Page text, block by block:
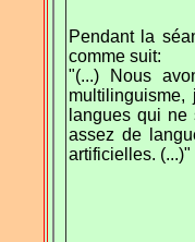
Pendant la
comme suit:
"(...) Nous
langues qui
assez de
artificielles. (...)"